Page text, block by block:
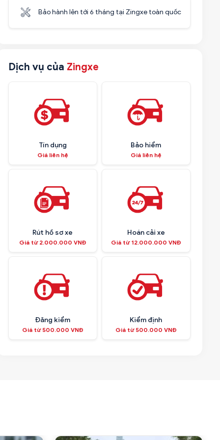
Bảo hành lên tới 6 tháng tại Zingxe toàn quốc
Dịch vụ của Zingxe
Tín dụng
Giá liên hệ
Bảo hiểm
Giá liên hệ
Rút hồ sơ xe
Giá từ 2.000.000 VNĐ
Hoán cải xe
Giá từ 12.000.000 VNĐ
Đăng kiểm
Giá từ 500.000 VNĐ
Kiểm định
Giá từ 500.000 VNĐ